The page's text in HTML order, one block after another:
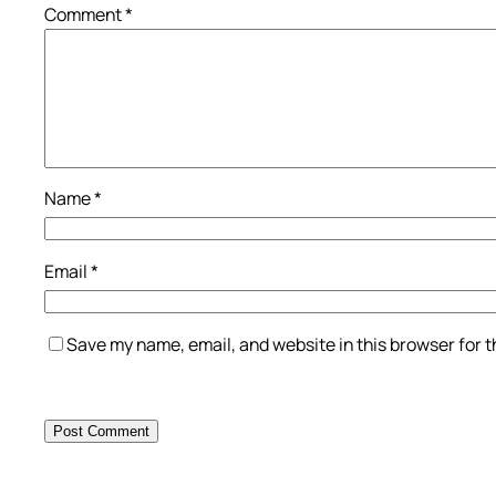
Comment*
Name*
Email*
Save my name, email, and website in this browser for